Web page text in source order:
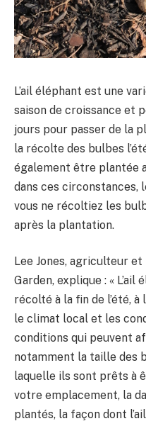
L’ail éléphant est une
saison de croissance et
jours pour passer de la
la récolte des bulbes
également être plantée
dans ces circonstances,
vous ne récoltiez les
après la plantation.
Lee Jones, agriculteur
Garden, explique : «
récolté à la fin de l’été,
le climat local et les
conditions qui peuvent
notamment la taille des
laquelle ils sont prêts à
votre emplacement, la
plantés, la façon dont